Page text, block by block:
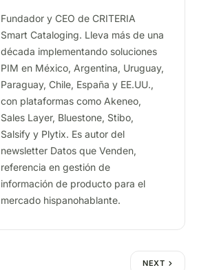
Fundador y CEO de CRITERIA
Smart Cataloging. Lleva más de una
década implementando soluciones
PIM en México, Argentina, Uruguay,
Paraguay, Chile, España y EE.UU.,
con plataformas como Akeneo,
Sales Layer, Bluestone, Stibo,
Salsify y Plytix. Es autor del
newsletter Datos que Venden,
referencia en gestión de
información de producto para el
mercado hispanohablante.
NEXT